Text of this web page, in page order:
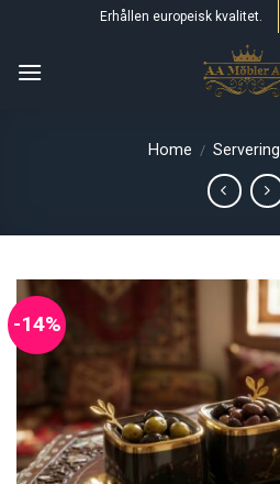
content
Erhållen europeisk kvalitet.
Home / Servering
-14%